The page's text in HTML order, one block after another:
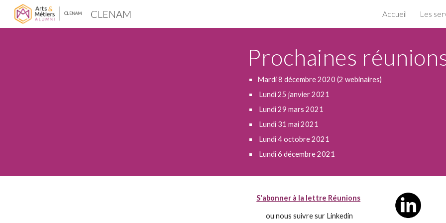
Skip to
CLENAM Accueil Les
Prochaines
Mardi 8 décembre 2020 (2 webinaires)
Lundi 25 janvier 2021
Lundi 29 mars 2021
Lundi 31 mai 2021
Lundi 4 octobre 2021
Lundi 6 décembre 2021
S'abonner à la lettre Réunions
ou nous suivre sur Linkedin